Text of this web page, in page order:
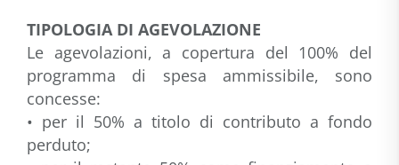
TIPOLOGIA DI AGEVOLAZIONE
Le agevolazioni, a copertura del 100% del
programma di spesa ammissibile, sono
concesse:
• per il 50% a titolo di contributo a fondo
perduto;